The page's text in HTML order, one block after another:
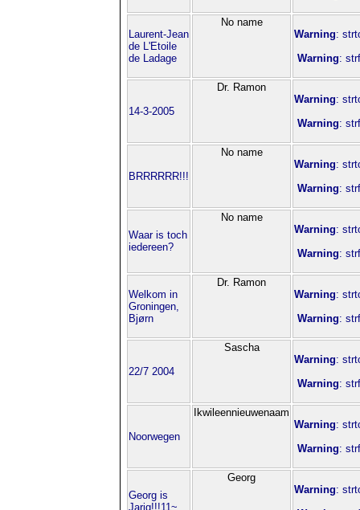
Laurent-Jean
de L'Etoile
de Ladage
No name
Warning:
Warning:
14-3-2005
Dr. Ramon
Warning:
Warning:
BRRRRRR!!!
No name
Warning:
Warning:
Waar is toch
iedereen?
No name
Warning:
Warning:
Welkom in
Groningen,
Bjørn
Dr. Ramon
Warning:
Warning:
22/7 2004
Sascha
Warning:
Warning:
Noorwegen
Ikwileennieuwenaam
Warning:
Warning:
Georg is
Jarig!!!11~
Georg
Warning: